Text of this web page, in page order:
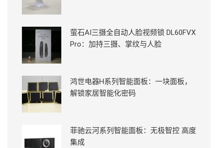
萤石AI三摄全自动人脸视频锁 DL60FVX
Pro：加持三摄、掌纹与人脸
鸿世电器H系列智能面板：一块面板，
解锁家居智能化密码
菲驰云河系列智能面板：无极智控 高度
集成